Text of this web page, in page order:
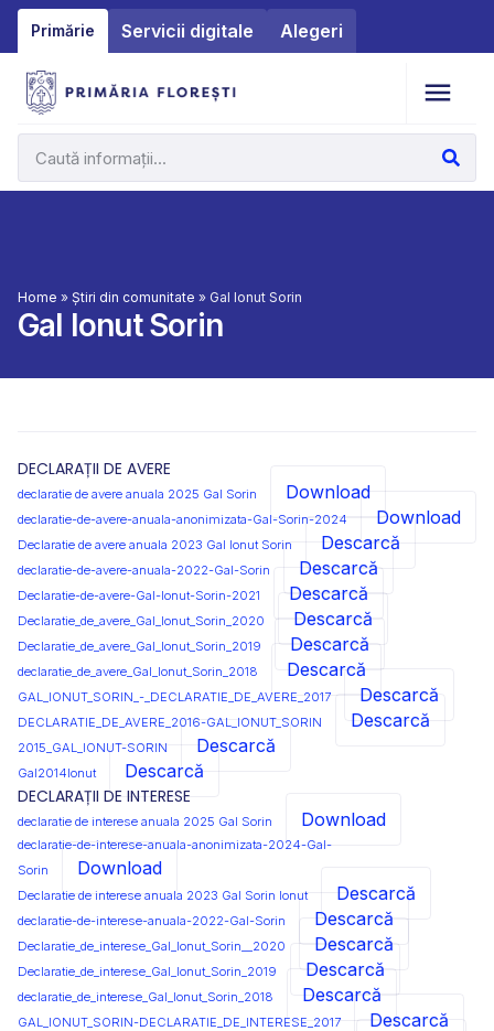
Primărie Servicii digitale Alegeri
Home » Știri din comunitate » Gal Ionut Sorin
Gal Ionut Sorin
DECLARAȚII DE AVERE
declaratie de avere anuala 2025 Gal Sorin Download
declaratie-de-avere-anuala-anonimizata-Gal-Sorin-2024 Download
Declaratie de avere anuala 2023 Gal Ionut Sorin Descarcă
declaratie-de-avere-anuala-2022-Gal-Sorin Descarcă
Declaratie-de-avere-Gal-Ionut-Sorin-2021 Descarcă
Declaratie_de_avere_Gal_Ionut_Sorin_2020 Descarcă
Declaratie_de_avere_Gal_Ionut_Sorin_2019 Descarcă
declaratie_de_avere_Gal_Ionut_Sorin_2018 Descarcă
GAL_IONUT_SORIN_-_DECLARATIE_DE_AVERE_2017 Descarcă
DECLARATIE_DE_AVERE_2016-GAL_IONUT_SORIN Descarcă
2015_GAL_IONUT-SORIN Descarcă
Gal2014Ionut
Descarcă
DECLARAȚII DE INTERESE
declaratie de interese anuala 2025 Gal Sorin Download
declaratie-de-interese-anuala-anonimizata-2024-Gal-
Sorin
Download
Declaratie de interese anuala 2023 Gal Sorin Ionut Descarcă
declaratie-de-interese-anuala-2022-Gal-Sorin Descarcă
Declaratie_de_interese_Gal_Ionut_Sorin__2020 Descarcă
Declaratie_de_interese_Gal_Ionut_Sorin_2019 Descarcă
declaratie_de_interese_Gal_Ionut_Sorin_2018 Descarcă
GAL_IONUT_SORIN-DECLARATIE_DE_INTERESE_2017 Descarcă